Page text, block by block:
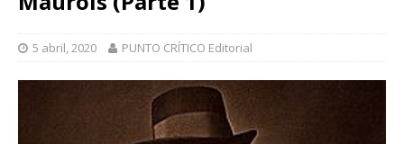
5 abril, 2020 PUNTO CRÍTICO Editorial